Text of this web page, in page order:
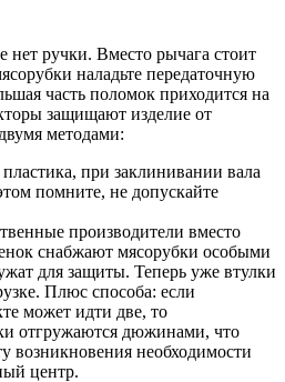
нет ручки. Вместо рычага стоит
наладьте передаточную
часть поломок приходится на
защищают изделие от
методами:
при заклинивании вала
помните, не допускайте
производители вместо
снабжают мясорубки особыми
для защиты. Теперь уже втулки
Плюс способа: если
может идти две, то
отгружаются дюжинами, что
возникновения необходимости
центр.